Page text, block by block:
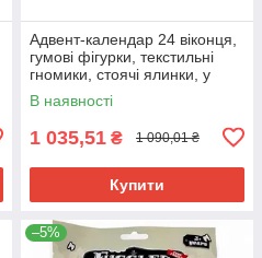
Адвент-календар 24 віконця,
гумові фігурки, текстильні
гномики, стоячі ялинки, у
коробці
В наявності
1 035,51 ₴ 1 090,01 ₴
Купити
–5%